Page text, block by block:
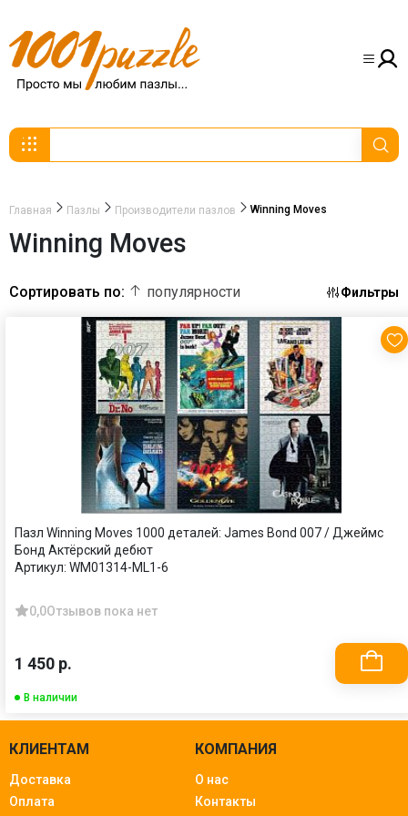
Главная Пазлы Производители пазлов Winning Moves
Winning Moves
Сортировать по: популярности Фильтры
Пазл Winning Moves 1000 деталей: James Bond 007 / Джеймс
Бонд Актёрский дебют
Артикул: WM01314-ML1-6
0,0Отзывов пока нет
1 450 р.
В наличии
КЛИЕНТАМ
Доставка
Оплата
КОМПАНИЯ
О нас
Контакты